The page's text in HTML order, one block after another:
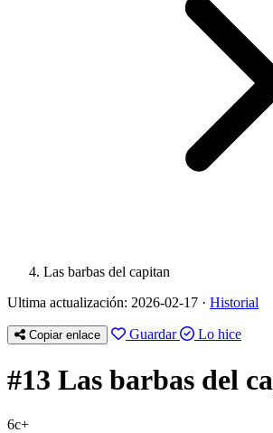
Las barbas del capitan
Ultima actualización: 2026-02-17 · Historial
Copiar enlace Guardar Lo hice
#13 Las barbas del
6c+